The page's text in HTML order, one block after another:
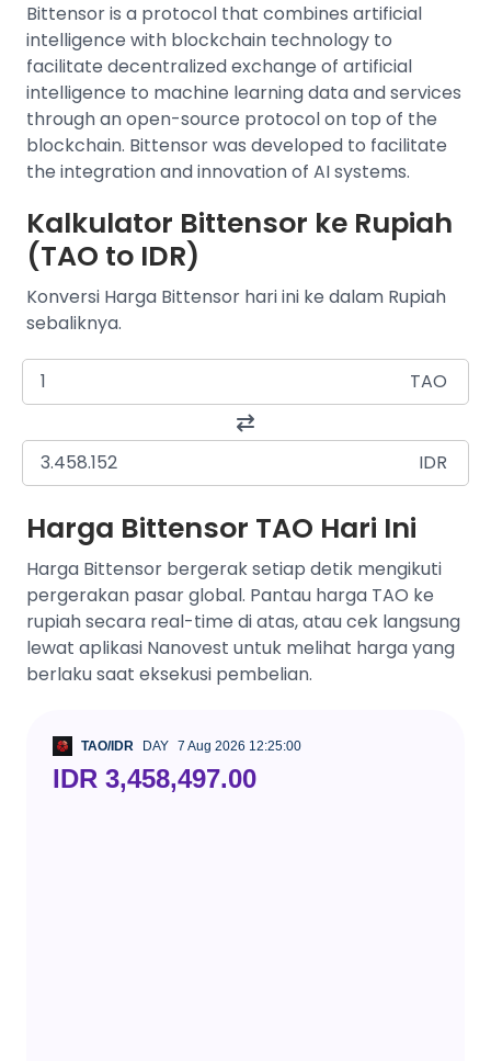
Bittensor is a protocol that combines artificial
intelligence with blockchain technology to
facilitate decentralized exchange of artificial
intelligence to machine learning data and services
through an open-source protocol on top of the
blockchain. Bittensor was developed to facilitate
the integration and innovation of AI systems.
Kalkulator Bittensor ke Rupiah
(TAO to IDR)
Konversi Harga Bittensor hari ini ke dalam Rupiah
sebaliknya.
TAO
IDR
Harga Bittensor TAO Hari Ini
Harga Bittensor bergerak setiap detik mengikuti
pergerakan pasar global. Pantau harga TAO ke
rupiah secara real-time di atas, atau cek langsung
lewat aplikasi Nanovest untuk melihat harga yang
berlaku saat eksekusi pembelian.
TAO/IDR DAY 7 Aug 2026 12:25:00
IDR 3,458,497.00